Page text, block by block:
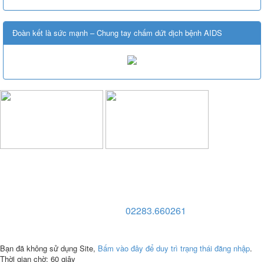
Đoàn kết là sức mạnh – Chung tay chấm dứt dịch bệnh AIDS
02283.660261
Bạn đã không sử dụng Site, Bấm vào đây để duy trì trạng thái đăng nhập.
Thời gian chờ: 60 giây